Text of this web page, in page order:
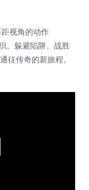
视角的动作
。躲避陷阱、战胜
往传奇的新旅程。